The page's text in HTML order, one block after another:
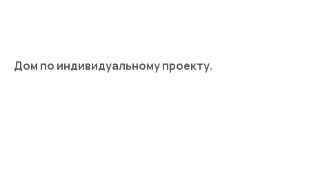
Дом по индивидуальному проекту.